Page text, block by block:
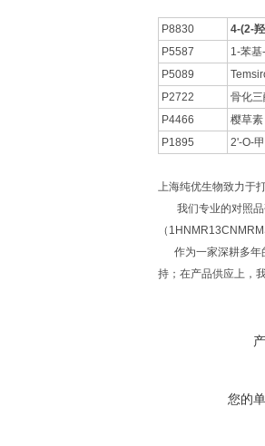
P8830
4-(2-
P5587
1-苯
P5089
P2722
骨化
P4466
樱草素
P1895
2'-O-
上海纯优生物致力于
我们专业的对照品
（
作为一家深耕多年
持；在产品供应上，
您的